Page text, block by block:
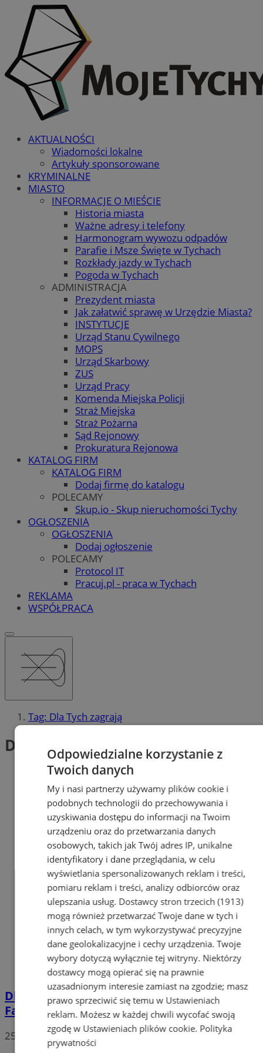
AKTUALNOŚCI
Wiadomości lokalne
Artykuły sponsorowane
KRYMINALNE
MIASTO
INFORMACJE O MIEŚCIE
Historia miasta
Ważne adresy i telefony
Harmonogram wywozu odpadów
Parafie i Msze Święte w Tychach
Rozkłady jazdy w Tychach
Pogoda w Tychach
ADMINISTRACJA
Prezydent miasta
Jak załatwić sprawę w Urzędzie Miasta?
INSTYTUCJE
Urząd Stanu Cywilnego
MOPS
Urząd Skarbowy
ZUS
Urząd Pracy
Komenda Miejska Policji
Straż Miejska
Straż Pożarna
Sąd Rejonowy
Prokuratura Rejonowa
KATALOG FIRM
KATALOG FIRM
Dodaj firmę do katalogu
POLECAMY
Skup.io - Skup nieruchomości Tychy
OGŁOSZENIA
OGŁOSZENIA
Dodaj ogłoszenie
POLECAMY
Protocol IT
Pracuj.pl - praca w Tychach
REKLAMA
WSPÓŁPRACA
Tag: Dla Tych zagrają
Dla Tych zagrają (2)
Dla Tych zagrali! Poznaj zwycięzców Nowej
Fali Tyskich Brzmień 2025
25
Odpowiedzialne korzystanie z
Twoich danych
My i nasi partnerzy używamy plików cookie i
podobnych technologii do przechowywania i
uzyskiwania dostępu do informacji na Twoim
urządzeniu oraz do przetwarzania danych
osobowych, takich jak Twój adres IP, unikalne
identyfikatory i dane przeglądania, w celu
wyświetlania spersonalizowanych reklam i treści,
pomiaru reklam i treści, analizy odbiorców oraz
ulepszania usług. Dostawcy stron trzecich (1913)
mogą również przetwarzać Twoje dane w tych i
innych celach, w tym wykorzystywać precyzyjne
dane geolokalizacyjne i cechy urządzenia. Twoje
wybory dotyczą wyłącznie tej witryny. Niektórzy
dostawcy mogą opierać się na prawnie
uzasadnionym interesie zamiast na zgodzie; masz
prawo sprzeciwić się temu w Ustawieniach
reklam. Możesz w każdej chwili wycofać swoją
zgodę w Ustawieniach plików cookie. Polityka
prywatności